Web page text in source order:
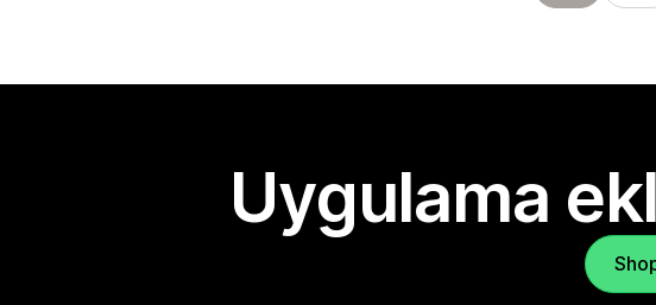
Uygulama